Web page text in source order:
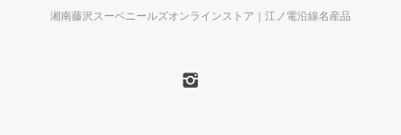
湘南藤沢スーベニールズオンラインストア｜江ノ電沿線名産品